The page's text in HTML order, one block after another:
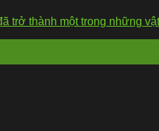
trở thành một trong những